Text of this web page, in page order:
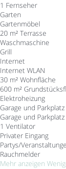
1 Fernseher
Garten
Gartenmöbel
20 m² Terrasse
Waschmaschine
Grill
Internet
Internet WLAN
30 m² Wohnfläche
600 m²
Elektroheizung
Garage und
Garage und
1 Ventilator
Privater Eingang
Partys/
Rauchmelder
Mehr anzeigen